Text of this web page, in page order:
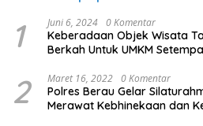
1 Juni 6, 2024 0 Komentar
Keberadaan Objek Wisata
Berkah Untuk UMKM
2 Maret 16, 2022 0 Komentar
Polres Berau Gelar
Merawat Kebhinekaan dan